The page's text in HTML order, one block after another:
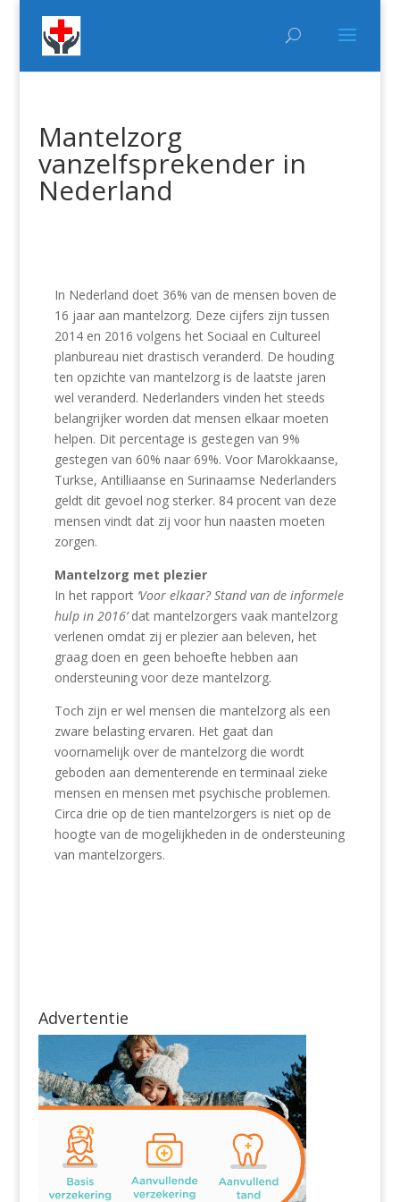
Mantelzorg
vanzelfsprekender in
Nederland
In Nederland doet 36% van de mensen boven de
16 jaar aan mantelzorg. Deze cijfers zijn tussen
2014 en 2016 volgens het Sociaal en Cultureel
planbureau niet drastisch veranderd. De houding
ten opzichte van mantelzorg is de laatste jaren
wel veranderd. Nederlanders vinden het steeds
belangrijker worden dat mensen elkaar moeten
helpen. Dit percentage is gestegen van 9%
gestegen van 60% naar 69%. Voor Marokkaanse,
Turkse, Antilliaanse en Surinaamse Nederlanders
geldt dit gevoel nog sterker. 84 procent van deze
mensen vindt dat zij voor hun naasten moeten
zorgen.
Mantelzorg met plezier
In het rapport ‘Voor elkaar? Stand van de informele
hulp in 2016’dat mantelzorgers vaak mantelzorg
verlenen omdat zij er plezier aan beleven, het
graag doen en geen behoefte hebben aan
ondersteuning voor deze mantelzorg.
Toch zijn er wel mensen die mantelzorg als een
zware belasting ervaren. Het gaat dan
voornamelijk over de mantelzorg die wordt
geboden aan dementerende en terminaal zieke
mensen en mensen met psychische problemen.
Circa drie op de tien mantelzorgers is niet op de
hoogte van de mogelijkheden in de ondersteuning
van mantelzorgers.
Advertentie